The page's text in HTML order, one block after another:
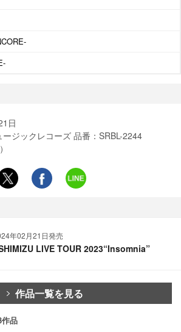
日
ジックレコーズ 品番：SRBL-2244
年02月21日発売
LIVE TOUR 2023“Insomnia”
作品一覧を見る
品